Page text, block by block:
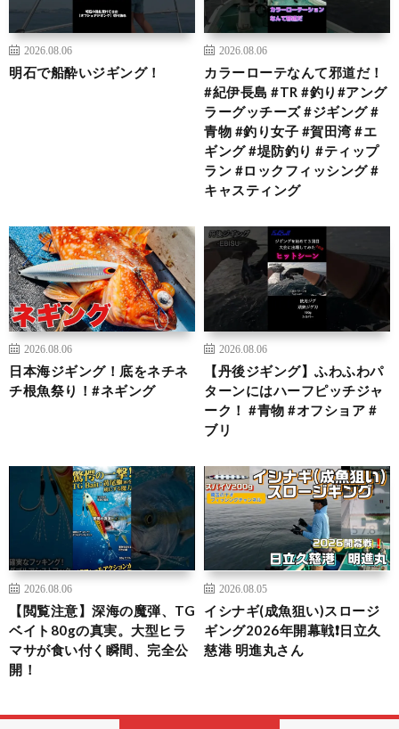
2026.08.06
明石で船酔いジギング！
2026.08.06
カラーローテなんて邪道だ！
#紀伊長島 #TR #釣り#アング
ラーグッチーズ #ジギング #
青物 #釣り女子 #賀田湾 #エ
ギング #堤防釣り #ティップ
ラン #ロックフィッシング #
キャスティング
2026.08.06
日本海ジギング！底をネチネ
チ根魚祭り！#ネギング
2026.08.06
【丹後ジギング】ふわふわパ
ターンにはハーフピッチジャ
ーク！ #青物 #オフショア #
ブリ
2026.08.06
【閲覧注意】深海の魔弾、TG
ベイト80gの真実。大型ヒラ
マサが食い付く瞬間、完全公
開！
2026.08.05
イシナギ(成魚狙い)スロージ
ギング2026年開幕戦❗日立久
慈港 明進丸さん